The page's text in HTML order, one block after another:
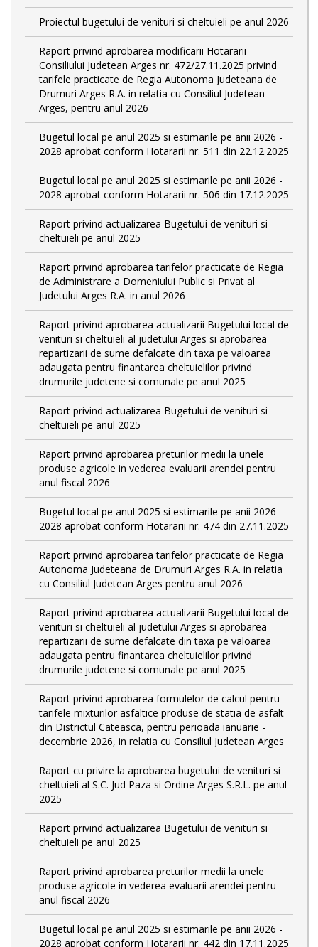
Proiectul bugetului de venituri si cheltuieli pe anul 2026
Raport privind aprobarea modificarii Hotararii
Consiliului Judetean Arges nr. 472/27.11.2025 privind
tarifele practicate de Regia Autonoma Judeteana de
Drumuri Arges R.A. in relatia cu Consiliul Judetean
Arges, pentru anul 2026
Bugetul local pe anul 2025 si estimarile pe anii 2026 -
2028 aprobat conform Hotararii nr. 511 din 22.12.2025
Bugetul local pe anul 2025 si estimarile pe anii 2026 -
2028 aprobat conform Hotararii nr. 506 din 17.12.2025
Raport privind actualizarea Bugetului de venituri si
cheltuieli pe anul 2025
Raport privind aprobarea tarifelor practicate de Regia
de Administrare a Domeniului Public si Privat al
Judetului Arges R.A. in anul 2026
Raport privind aprobarea actualizarii Bugetului local de
venituri si cheltuieli al judetului Arges si aprobarea
repartizarii de sume defalcate din taxa pe valoarea
adaugata pentru finantarea cheltuielilor privind
drumurile judetene si comunale pe anul 2025
Raport privind actualizarea Bugetului de venituri si
cheltuieli pe anul 2025
Raport privind aprobarea preturilor medii la unele
produse agricole in vederea evaluarii arendei pentru
anul fiscal 2026
Bugetul local pe anul 2025 si estimarile pe anii 2026 -
2028 aprobat conform Hotararii nr. 474 din 27.11.2025
Raport privind aprobarea tarifelor practicate de Regia
Autonoma Judeteana de Drumuri Arges R.A. in relatia
cu Consiliul Judetean Arges pentru anul 2026
Raport privind aprobarea actualizarii Bugetului local de
venituri si cheltuieli al judetului Arges si aprobarea
repartizarii de sume defalcate din taxa pe valoarea
adaugata pentru finantarea cheltuielilor privind
drumurile judetene si comunale pe anul 2025
Raport privind aprobarea formulelor de calcul pentru
tarifele mixturilor asfaltice produse de statia de asfalt
din Districtul Cateasca, pentru perioada ianuarie -
decembrie 2026, in relatia cu Consiliul Judetean Arges
Raport cu privire la aprobarea bugetului de venituri si
cheltuieli al S.C. Jud Paza si Ordine Arges S.R.L. pe anul
2025
Raport privind actualizarea Bugetului de venituri si
cheltuieli pe anul 2025
Raport privind aprobarea preturilor medii la unele
produse agricole in vederea evaluarii arendei pentru
anul fiscal 2026
Bugetul local pe anul 2025 si estimarile pe anii 2026 -
2028 aprobat conform Hotararii nr. 442 din 17.11.2025